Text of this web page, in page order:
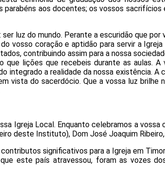
aos docentes; os vossos
luz do mundo. Perante a escuridão que
vosso coração e aptidão para servir a
contribuindo assim para a nossa
que lições que recebeis durante as aulas.
integrado a realidade da nossa existência.
vista do sacerdócio. Que a vossa luz brilhe
Igreja Local. Enquanto celebramos a
deste Instituto), Dom José Joaquim
significativos para a Igreja em
este país atravessou, foram as vozes